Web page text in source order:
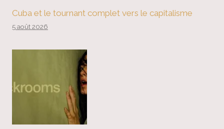
Cuba et le tournant complet vers le capitalisme
5 août 2026